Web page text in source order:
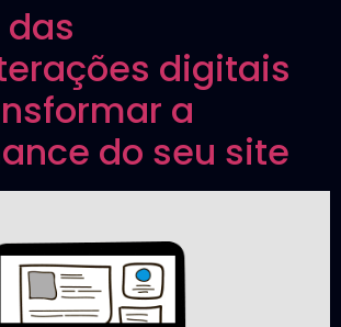
das
digitais
a
do seu site